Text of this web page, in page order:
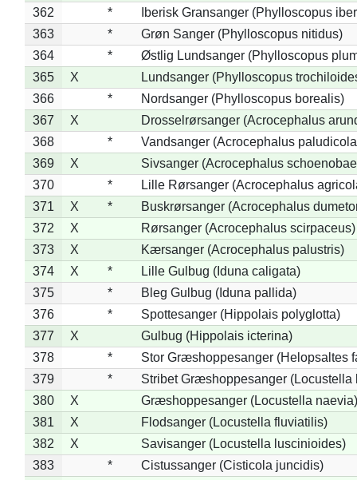
362 *
Iberisk Gransanger (Phylloscopus
363
*
Grøn Sanger (Phylloscopus nitidus)
364
*
Østlig Lundsanger (Phylloscopus
365
X
Lundsanger (Phylloscopus
366
*
Nordsanger (Phylloscopus borealis)
367
X
Drosselrørsanger (Acrocephalus
368
*
Vandsanger (Acrocephalus
369
X
Sivsanger (Acrocephalus
370
*
Lille Rørsanger (Acrocephalus
371
X *
Buskrørsanger (Acrocephalus
372
X
Rørsanger (Acrocephalus scirpaceus)
373
X
Kærsanger (Acrocephalus palustris)
374
X *
Lille Gulbug (Iduna caligata)
375
*
Bleg Gulbug (Iduna pallida)
376
*
Spottesanger (Hippolais polyglotta)
377
X
Gulbug (Hippolais icterina)
378
*
Stor Græshoppesanger (Helopsaltes
379
*
Stribet Græshoppesanger (Locustella
380
X
Græshoppesanger (Locustella naevia)
381
X
Flodsanger (Locustella fluviatilis)
382
X
Savisanger (Locustella luscinioides)
383
*
Cistussanger (Cisticola juncidis)